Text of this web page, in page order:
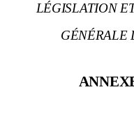
LÉGISLATION
GÉNÉRALE